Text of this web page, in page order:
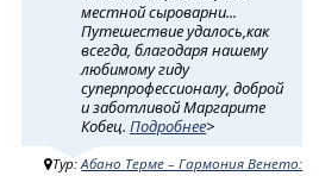
местной сыроварни...
Путешествие удалось,как
всегда, благодаря нашему
любимому гиду
суперпрофессионалу, доброй
и заботливой Маргарите
Кобец.Подробнее>
Тур:Абано Терме – Гармония Венето: